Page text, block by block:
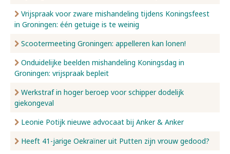
Vrijspraak voor zware mishandeling tijdens Koningsfeest
in Groningen: één getuige is te weinig
Scootermeeting Groningen: appelleren kan lonen!
Onduidelijke beelden mishandeling Koningsdag in
Groningen: vrijspraak bepleit
Werkstraf in hoger beroep voor schipper dodelijk
giekongeval
Leonie Potijk nieuwe advocaat bij Anker & Anker
Heeft 41-jarige Oekraïner uit Putten zijn vrouw gedood?